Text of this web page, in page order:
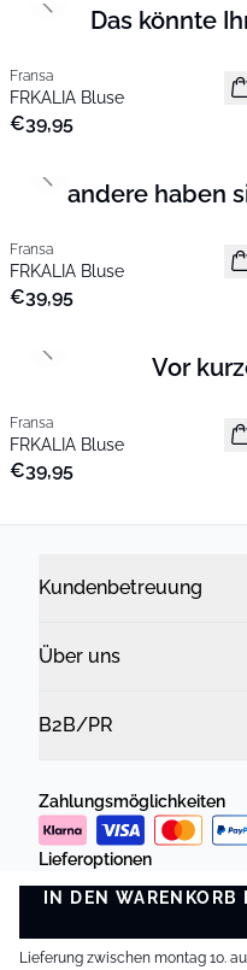
IN DEN WARENKORB
IN DEN
Lieferung zwischen montag 10.
Das könnte
Neu
Fransa
FRKALIA Bluse
€39,95
Previous slide
andere haben
Neu
Fransa
FRKALIA Bluse
€39,95
Previous slide
Vor
Neu
Fransa
FRKALIA Bluse
€39,95
Previous slide
Kundenbetreuung
Über uns
B2B/PR
Zahlungsmöglichkeiten
Lieferoptionen